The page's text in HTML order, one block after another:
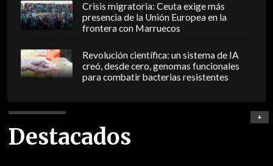
Crisis migratoria: Ceuta exige más
presencia de la Unión Europea en la
frontera con Marruecos
Revolución científica: un sistema de IA
creó, desde cero, genomas funcionales
para combatir bacterias resistentes
Destacados
+